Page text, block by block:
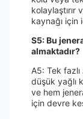
kolaylaştırır
kaynağı için
S5: Bu
almaktadır?
A5: Tek fazlı
düşük yağlı
ve hem
için devre